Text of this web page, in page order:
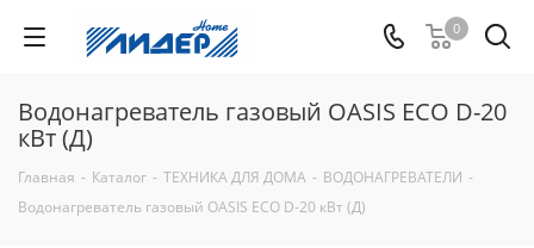
0
Водонагреватель газовый OASIS ECO D-20
кВт (Д)
Главная - Каталог - ТЕХНИКА ДЛЯ ДОМА - ВОДОНАГРЕВАТЕЛИ -
Водонагреватель газовый OASIS ECO D-20 кВт (Д)